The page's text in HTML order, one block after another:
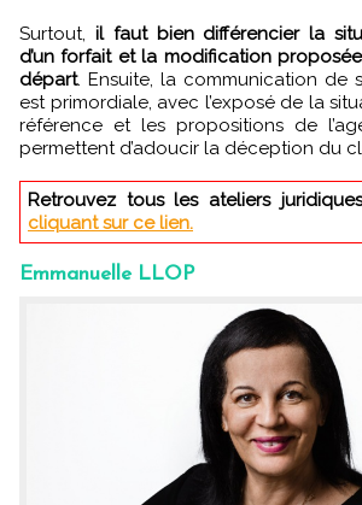
Surtout, il faut bien différencier la
d’un forfait et la modification
départ. Ensuite, la communication de
est primordiale, avec l’exposé de la
référence et les propositions de
permettent d’adoucir la déception du
Retrouvez tous les ateliers
cliquant sur ce lien.
Emmanuelle LLOP